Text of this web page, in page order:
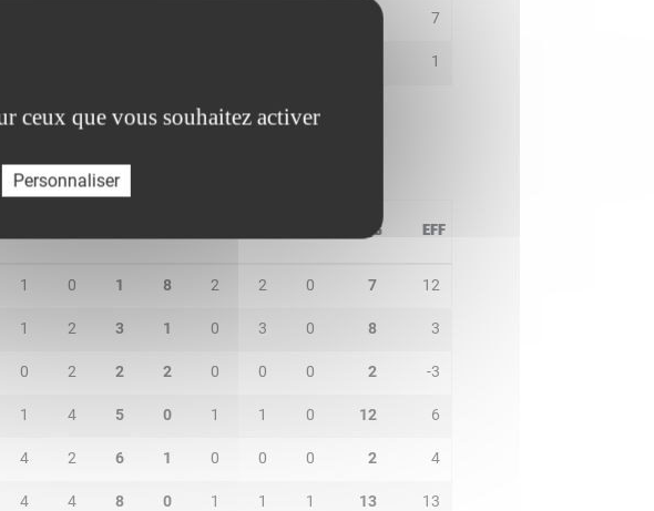
7
1
PTS EFF
1 0 1 8 2 2 0 7 12
1 2 3 1 0 3 0 8 3
0 2 2 2 0 0 0 2 -3
1 4 5 0 1 1 0 12 6
4 2 6 1 0 0 0 2 4
4 4 8 0 1 1 1 13 13
ceux que vous souhaitez activer
Personnaliser